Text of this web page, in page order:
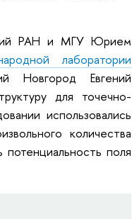
РАН и МГУ Юрием
лаборатории
Евгений
для точечно-
использовались
количества
поля